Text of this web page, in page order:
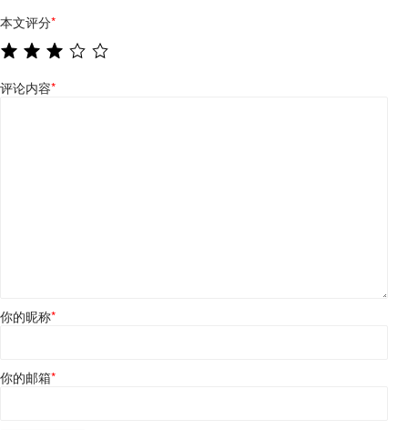
本文评分*
评论内容*
你的昵称*
你的邮箱*